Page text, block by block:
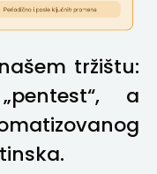
tržištu:
a